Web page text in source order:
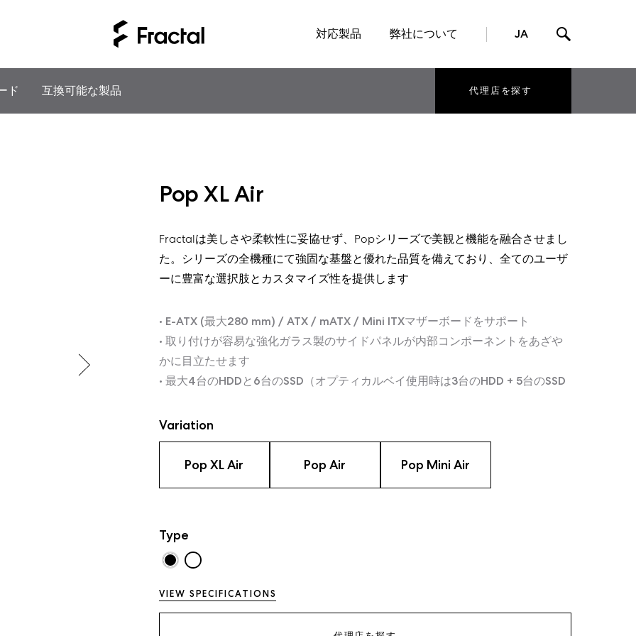
対応製品 弊社について JA
ド 互換可能な製品 代理店を探す
Pop XL Air
Fractalは美しさや柔軟性に妥協せず、Popシリーズで美観と機能を融合させまし
た。シリーズの全機種にて強固な基盤と優れた品質を備えており、全てのユーザ
ーに豊富な選択肢とカスタマイズ性を提供します
• E-ATX (最大280 mm) / ATX / mATX / Mini ITXマザーボードをサポート
• 取り付けが容易な強化ガラス製のサイドパネルが内部コンポーネントをあざや
かに目立たせます
• 最大4台のHDDと6台のSSD（オプティカルベイ使用時は3台のHDD + 5台のSSD
Variation
Pop XL Air Pop Air Pop Mini Air
Type
VIEW SPECIFICATIONS